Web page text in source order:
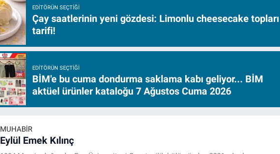
EDITÖRÜN SEÇTIĞI
Çay saatlerinin yeni gözdesi: Limonlu cheesecake topları
tarifi!
EDITÖRÜN SEÇTIĞI
BİM'e bu cuma dondurma saklama kabı geliyor... BİM
aktüel ürünler kataloğu 7 Ağustos Cuma 2026
MUHABIR
Eylül Emek Kılınç